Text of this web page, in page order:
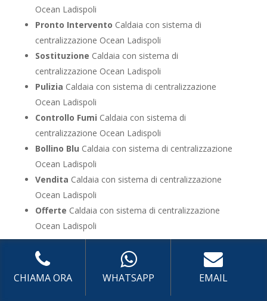
Ocean Ladispoli
Pronto Intervento Caldaia con sistema di
centralizzazione Ocean Ladispoli
Sostituzione Caldaia con sistema di
centralizzazione Ocean Ladispoli
Pulizia Caldaia con sistema di centralizzazione
Ocean Ladispoli
Controllo Fumi Caldaia con sistema di
centralizzazione Ocean Ladispoli
Bollino Blu Caldaia con sistema di centralizzazione
Ocean Ladispoli
Vendita Caldaia con sistema di centralizzazione
Ocean Ladispoli
Offerte Caldaia con sistema di centralizzazione
Ocean Ladispoli
UTILIZZA IL FORM PER RICHIEDERE ASSISTENZA PER
LA TUA CALDAIA
CHIAMA ORA WHATSAPP EMAIL